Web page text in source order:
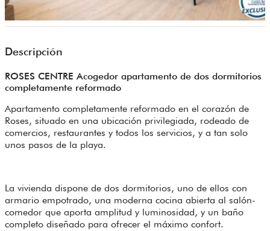
Descripción
ROSES CENTRE Acogedor apartamento de dos dormitorios
completamente reformado
Apartamento completamente reformado en el corazón de
Roses, situado en una ubicación privilegiada, rodeado de
comercios, restaurantes y todos los servicios, y a tan solo
unos pasos de la playa.
La vivienda dispone de dos dormitorios, uno de ellos con
armario empotrado, una moderna cocina abierta al salón-
comedor que aporta amplitud y luminosidad, y un baño
completo diseñado para ofrecer el máximo confort.